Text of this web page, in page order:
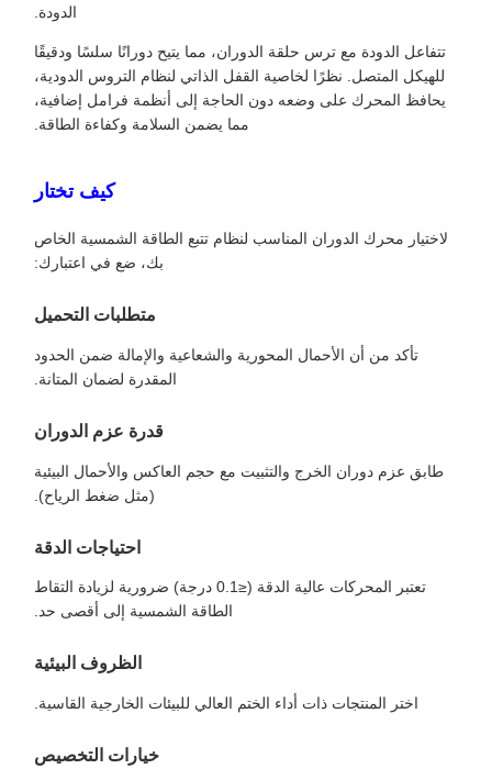
الدودة.
تتفاعل الدودة مع ترس حلقة الدوران، مما يتيح دورانًا سلسًا ودقيقًا
للهيكل المتصل. نظرًا لخاصية القفل الذاتي لنظام التروس الدودية،
يحافظ المحرك على وضعه دون الحاجة إلى أنظمة فرامل إضافية،
مما يضمن السلامة وكفاءة الطاقة.
كيف تختار
لاختيار محرك الدوران المناسب لنظام تتبع الطاقة الشمسية الخاص
بك، ضع في اعتبارك:
متطلبات التحميل
تأكد من أن الأحمال المحورية والشعاعية والإمالة ضمن الحدود
المقدرة لضمان المتانة.
قدرة عزم الدوران
طابق عزم دوران الخرج والتثبيت مع حجم العاكس والأحمال البيئية
(مثل ضغط الرياح).
احتياجات الدقة
تعتبر المحركات عالية الدقة (≤0.1 درجة) ضرورية لزيادة التقاط
الطاقة الشمسية إلى أقصى حد.
الظروف البيئية
اختر المنتجات ذات أداء الختم العالي للبيئات الخارجية القاسية.
خيارات التخصيص